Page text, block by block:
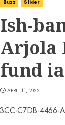
Buzz Slider
Ish-
Arjola
fund
APRIL 11, 2022